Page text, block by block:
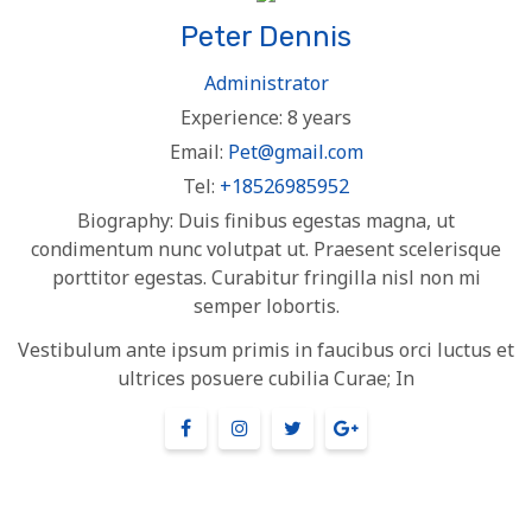
Peter Dennis
Administrator
Experience: 8 years
Email: Pet@gmail.com
Tel: +18526985952
Biography: Duis finibus egestas magna, ut
condimentum nunc volutpat ut. Praesent scelerisque
porttitor egestas. Curabitur fringilla nisl non mi
semper lobortis.
Vestibulum ante ipsum primis in faucibus orci luctus et
ultrices posuere cubilia Curae; In